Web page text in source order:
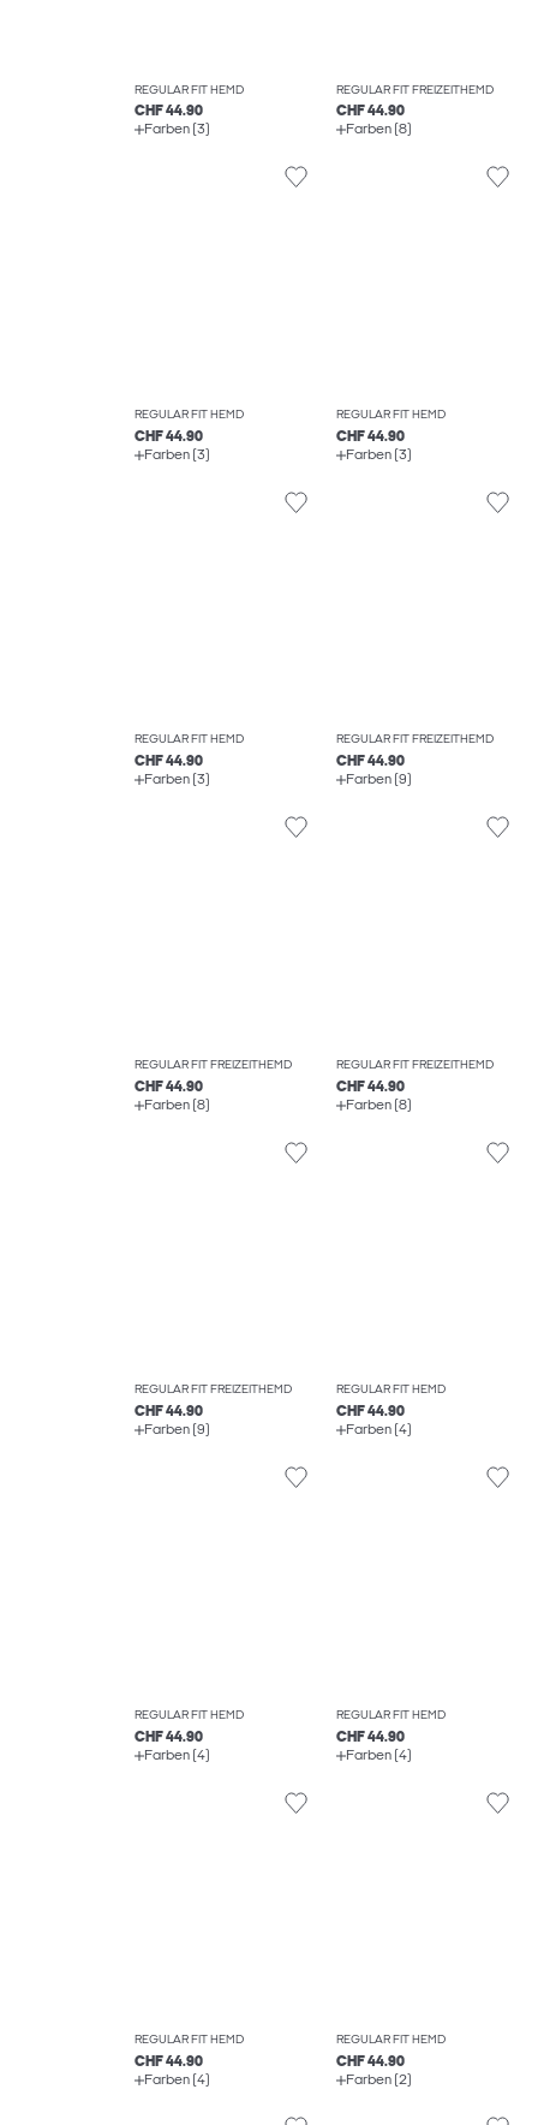
REGULAR FIT HEMD
CHF 44.90
Farben (3)
REGULAR FIT FREIZEITHEMD
CHF 44.90
Farben (8)
REGULAR FIT HEMD
CHF 44.90
Farben (3)
REGULAR FIT HEMD
CHF 44.90
Farben (3)
REGULAR FIT HEMD
CHF 44.90
Farben (3)
REGULAR FIT FREIZEITHEMD
CHF 44.90
Farben (9)
REGULAR FIT FREIZEITHEMD
CHF 44.90
Farben (8)
REGULAR FIT FREIZEITHEMD
CHF 44.90
Farben (8)
REGULAR FIT FREIZEITHEMD
CHF 44.90
Farben (9)
REGULAR FIT HEMD
CHF 44.90
Farben (4)
REGULAR FIT HEMD
CHF 44.90
Farben (4)
REGULAR FIT HEMD
CHF 44.90
Farben (4)
REGULAR FIT HEMD
CHF 44.90
Farben (4)
REGULAR FIT HEMD
CHF 44.90
Farben (2)